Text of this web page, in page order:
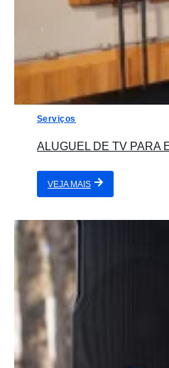
Serviços
ALUGUEL DE TV PARA
VEJA MAIS